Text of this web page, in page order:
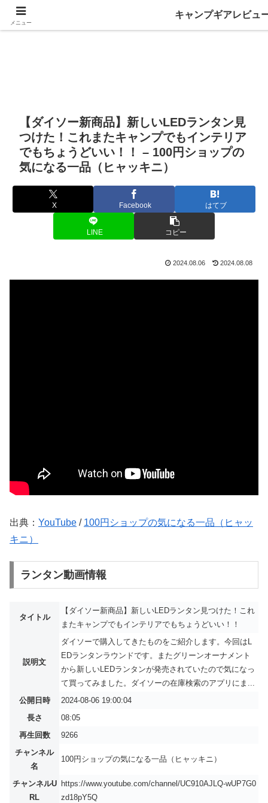
【ダイソー新商品】新しいLEDランタン見
つけた！これまたキャンプでもインテリア
でもちょうどいい！！ – 100円ショップの
気になる一品（ヒャッキニ）
X Facebook はてブ
LINE コピー
2024.08.06 2024.08.08
出典： YouTube / 100円ショップの気になる一品（ヒャッ
キニ）
ランタン動画情報
タイトル
【ダイソー新商品】新しいLEDランタン見つけた！これ
またキャンプでもインテリアでもちょうどいい！！
説明文
ダイソーで購入してきたものをご紹介します。今回はL
EDランタンラウンドです。またグリーンオーナメント
から新しいLEDランタンが発売されていたので気になっ
て買ってみました。ダイソーの在庫検索のアプリにま...
公開日時
2024-08-06 19:00:04
長さ
08:05
再生回数
9266
チャンネル
名
100円ショップの気になる一品（ヒャッキニ）
チャンネルU
RL
https://www.youtube.com/channel/UC910AJLQ-wUP7G0
zd18pY5Q
メニュー
キャンプギアレビュ